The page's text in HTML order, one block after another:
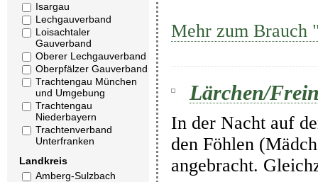
Isargau
Lechgauverband
Loisachtaler
Gauverband
Oberer Lechgauverband
Oberpfälzer Gauverband
Trachtengau München
und Umgebung
Trachtengau
Niederbayern
Trachtenverband
Unterfranken
Landkreis
Amberg-Sulzbach
Mehr zum Brauch
Lärchen/
In der Nacht auf
den Föhlen
angebracht.